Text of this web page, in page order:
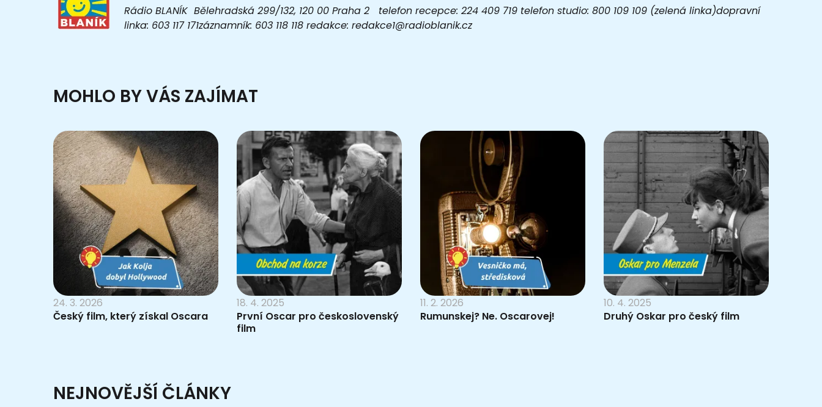
Rádio BLANÍK Bělehradská 299/132, 120 00 Praha 2 telefon recepce: 224 409 719 telefon studio: 800 109 109 (zelená linka)dopravní
linka: 603 117 171záznamník: 603 118 118 redakce: redakce1@radioblanik.cz
MOHLO BY VÁS ZAJÍMAT
24. 3. 2026
Český film, který získal Oscara
18. 4. 2025
První Oscar pro československý
film
11. 2. 2026
Rumunskej? Ne. Oscarovej!
10. 4. 2025
Druhý Oskar pro český film
NEJNOVĚJŠÍ ČLÁNKY